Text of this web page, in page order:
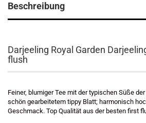
Beschreibung
Darjeeling Royal Garden
flush
Feiner, blumiger Tee mit der typischen Süße
schön gearbeitetem tippy Blatt; harmonisch
Geschmack. Top Qualität aus der besten first